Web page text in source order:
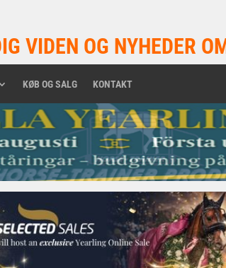
VIDEN OG NYHEDER
KØB OG SALG KONTAKT